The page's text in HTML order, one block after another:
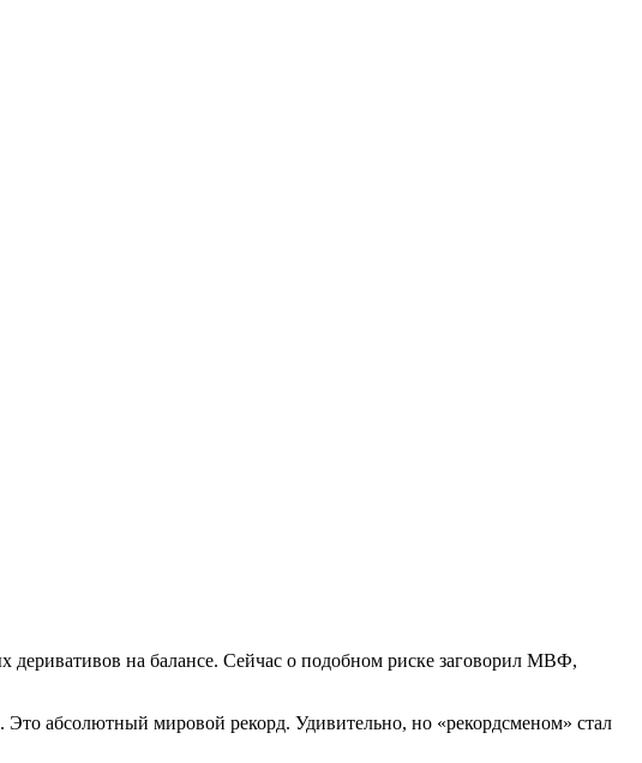
деривативов на балансе. Сейчас о подобном риске заговорил МВФ,
абсолютный мировой рекорд. Удивительно, но «рекордсменом» стал